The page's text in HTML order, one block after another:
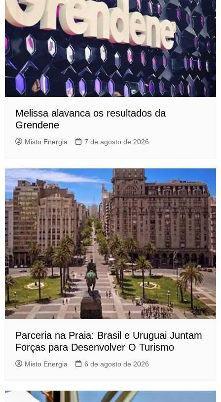
Melissa alavanca os resultados da
Grendene
Misto Energia 7 de agosto de 2026
Parceria na Praia: Brasil e Uruguai Juntam
Forças para Desenvolver O Turismo
Misto Energia 6 de agosto de 2026